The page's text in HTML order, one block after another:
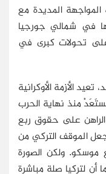
المديدة مع
في شمالي جورجيا
تحولات كبرى في
الأزمة الأوكرانية
تُستَعَدْ منذ نهاية الحرب
الراهن على حقوق ربع
جعل الموقف التركي من
موسكو. ولكن الصورة
أن لتركيا صلة مباشرة